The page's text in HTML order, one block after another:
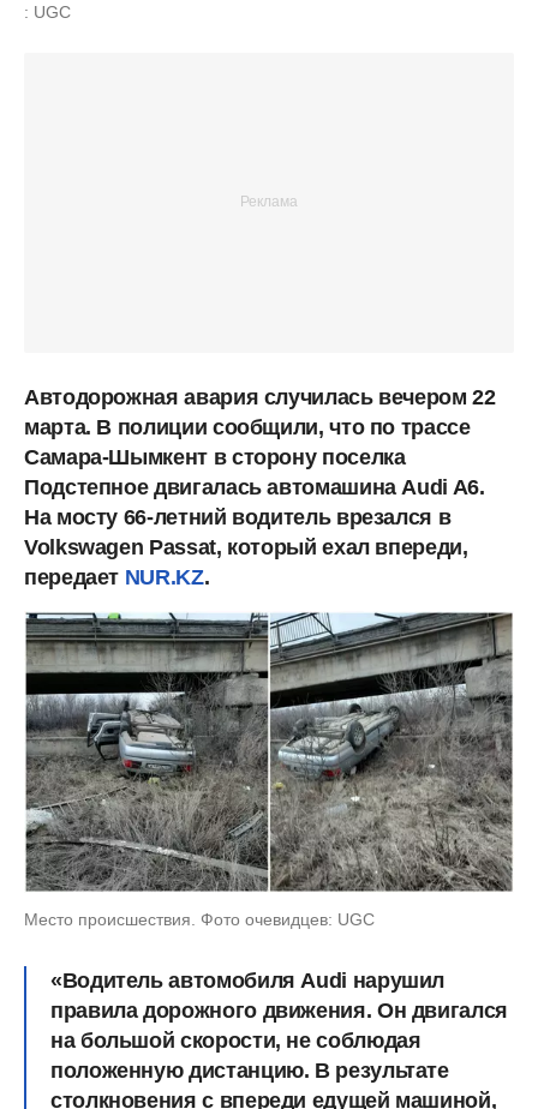
: UGC
Автодорожная авария случилась вечером 22
марта. В полиции сообщили, что по трассе
Самара-Шымкент в сторону поселка
Подстепное двигалась автомашина Audi A6.
На мосту 66-летний водитель врезался в
Volkswagen Passat, который ехал впереди,
передает NUR.KZ.
Место происшествия. Фото очевидцев: UGC
«Водитель автомобиля Audi нарушил
правила дорожного движения. Он двигался
на большой скорости, не соблюдая
положенную дистанцию. В результате
столкновения с впереди едущей машиной,